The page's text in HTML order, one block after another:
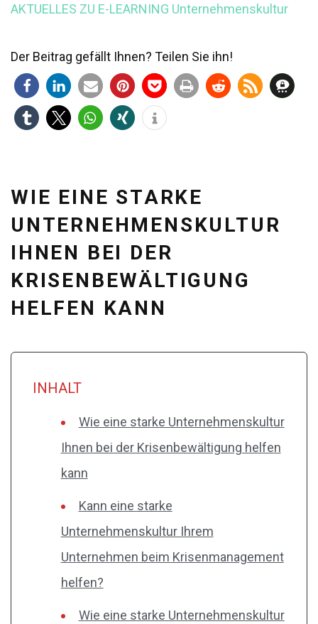
AKTUELLES ZU E-LEARNING Unternehmenskultur
Der Beitrag gefällt Ihnen? Teilen Sie ihn!
WIE EINE STARKE
UNTERNEHMENSKULTUR
IHNEN BEI DER
KRISENBEWÄLTIGUNG
HELFEN KANN
INHALT
Wie eine starke Unternehmenskultur
Ihnen bei der Krisenbewältigung helfen
kann
Kann eine starke
Unternehmenskultur Ihrem
Unternehmen beim Krisenmanagement
helfen?
Wie eine starke Unternehmenskultur